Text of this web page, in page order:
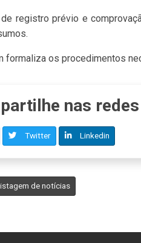
registro prévio e
formaliza os procedimentos
nas
Twitter Linkedin
de notícias